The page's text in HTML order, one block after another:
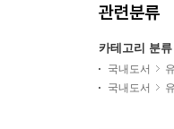
관련분류
카테고리 분류
국내도서
국내도서